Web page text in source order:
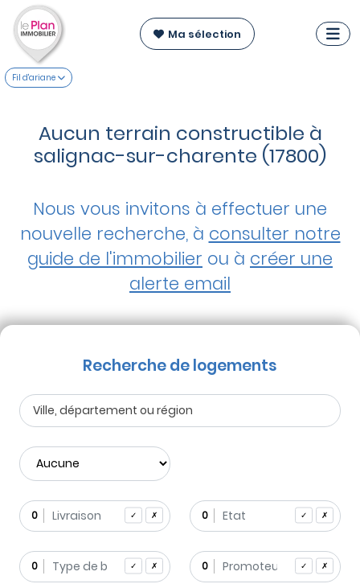
Ma sélection
Fil d'ariane
Aucun terrain constructible à
salignac-sur-charente (17800)
Nous vous invitons à effectuer une
nouvelle recherche, à consulter notre
guide de l'immobilier ou à créer une
alerte email
Recherche de logements
0 ✓ ✗ 0 ✓ ✗
0 ✓ ✗ 0 ✓ ✗